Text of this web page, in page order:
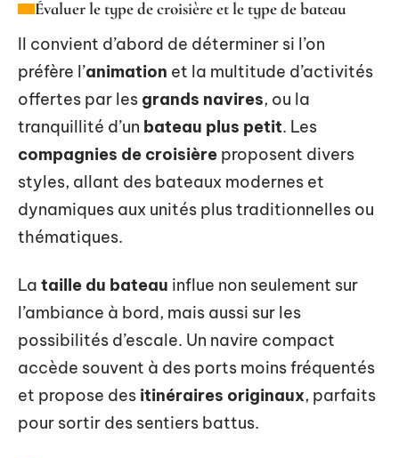
Évaluer le type de croisière et le type de bateau
Il convient d’abord de déterminer si l’on
préfère l’animation et la multitude d’activités
offertes par les grands navires, ou la
tranquillité d’un bateau plus petit. Les
compagnies de croisière proposent divers
styles, allant des bateaux modernes et
dynamiques aux unités plus traditionnelles ou
thématiques.
La taille du bateau influe non seulement sur
l’ambiance à bord, mais aussi sur les
possibilités d’escale. Un navire compact
accède souvent à des ports moins fréquentés
et propose des itinéraires originaux, parfaits
pour sortir des sentiers battus.